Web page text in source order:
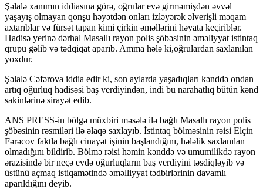
Şəlalə xanımın iddiasına görə, oğrular evə girməmişdən əvvəl
yaşayış olmayan qonşu həyətdən onları izləyərək əlverişli məqam
axtarıblar və fürsət tapan kimi çirkin əməllərini həyata keçiriblər.
Hadisə yerinə dərhal Masallı rayon polis şöbəsinin əməliyyat istintaq
qrupu gəlib və tədqiqat aparıb. Amma hələ ki,oğrulardan saxlanılan
yoxdur.
Şəlalə Cəfərova iddia edir ki, son aylarda yaşadıqları kənddə ondan
artıq oğurluq hadisəsi baş verdiyindən, indi bu narahatlıq bütün kənd
sakinlərinə sirayət edib.
ANS PRESS-in bölgə müxbiri məsələ ilə bağlı Masallı rayon polis
şöbəsinin rəsmiləri ilə əlaqə saxlayıb. İstintaq bölməsinin rəisi Elçin
Fərəcov faktla bağlı cinayət işinin başlandığını, hələlik saxlanılan
olmadığını bildirib. Bölmə rəisi həmin kənddə və umumilikdə rayon
ərazisində bir neçə evdə oğurluqların baş verdiyini təsdiqləyib və
üstünü açmaq istiqamətində əməlliyyat tədbirlərinin davamlı
aparıldığını deyib.